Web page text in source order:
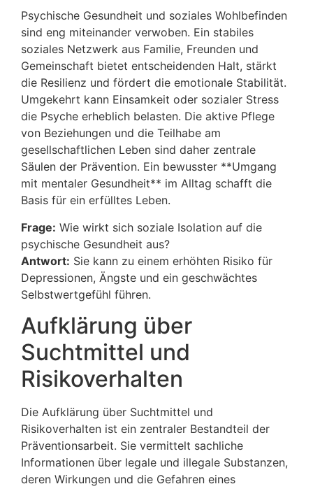
Psychische Gesundheit und soziales Wohlbefinden
sind eng miteinander verwoben. Ein stabiles
soziales Netzwerk aus Familie, Freunden und
Gemeinschaft bietet entscheidenden Halt, stärkt
die Resilienz und fördert die emotionale Stabilität.
Umgekehrt kann Einsamkeit oder sozialer Stress
die Psyche erheblich belasten. Die aktive Pflege
von Beziehungen und die Teilhabe am
gesellschaftlichen Leben sind daher zentrale
Säulen der Prävention. Ein bewusster **Umgang
mit mentaler Gesundheit** im Alltag schafft die
Basis für ein erfülltes Leben.
Frage: Wie wirkt sich soziale Isolation auf die
psychische Gesundheit aus?
Antwort: Sie kann zu einem erhöhten Risiko für
Depressionen, Ängste und ein geschwächtes
Selbstwertgefühl führen.
Aufklärung über
Suchtmittel und
Risikoverhalten
Die Aufklärung über Suchtmittel und
Risikoverhalten ist ein zentraler Bestandteil der
Präventionsarbeit. Sie vermittelt sachliche
Informationen über legale und illegale Substanzen,
deren Wirkungen und die Gefahren eines